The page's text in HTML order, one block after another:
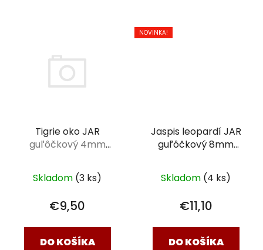
Tigrie oko JAR
guľôčkový 4mm
Skladom (3 ks)
€9,50
DO KOŠÍKA
NOVINKA!
Jaspis leopardí JAR
guľôčkový 8mm
Skladom (4 ks)
€11,10
DO KOŠÍKA